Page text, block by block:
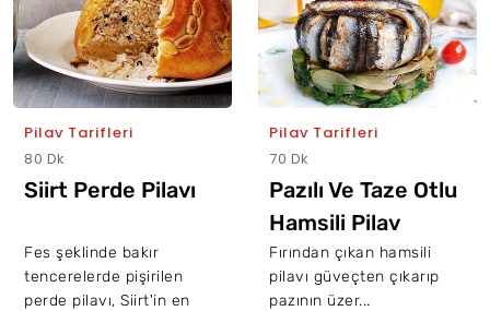
Pilav Tarifleri
80 Dk
Siirt Perde Pilavı
Fes şeklinde bakır
tencerelerde pişirilen
perde pilavı, Siirt'in en
Pilav Tarifleri
70 Dk
Pazılı Ve Taze Otlu
Hamsili Pilav
Fırından çıkan hamsili
pilavı güveçten çıkarıp
pazının üzer...